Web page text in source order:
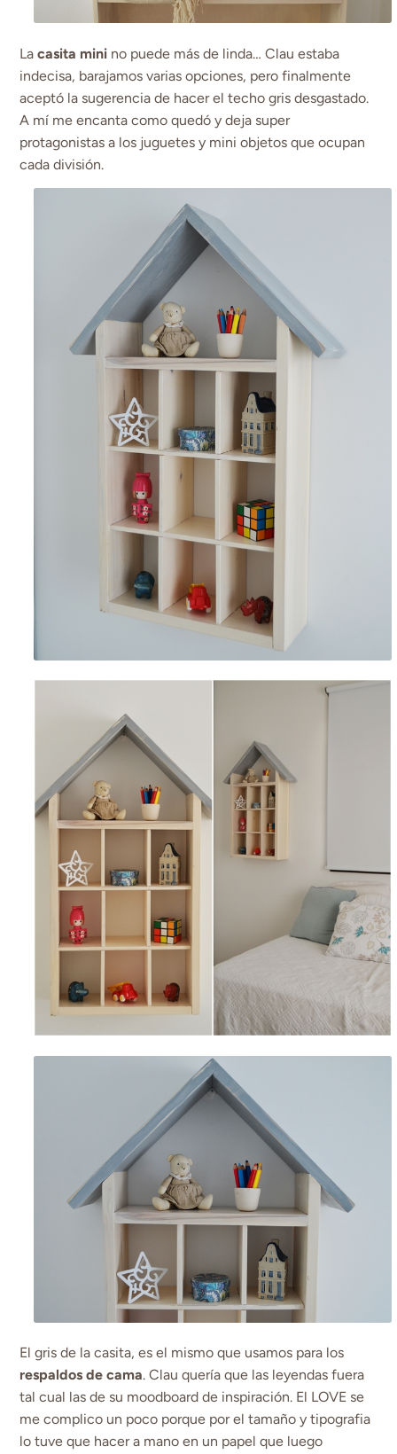
Lacasita mini no puede más de linda… Clau estaba
indecisa, barajamos varias opciones, pero finalmente
aceptó la sugerencia de hacer el techo gris desgastado.
A mí me encanta como quedó y deja super
protagonistas a los juguetes y mini objetos que ocupan
cada división.
El gris de la casita, es el mismo que usamos para los
respaldos de cama. Clau quería que las leyendas fuera
tal cual las de su moodboard de inspiración. El LOVE se
me complico un poco porque por el tamaño y tipografia
lo tuve que hacer a mano en un papel que luego